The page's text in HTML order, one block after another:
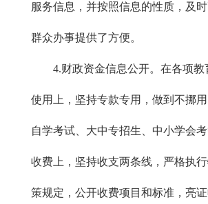
服务信息，并按照信息的性质，及
群众办事提供了方便。
4.财政资金信息公开。在各项教
使用上，坚持专款专用，做到不挪
自学考试、大中专招生、中小学会
收费上，坚持收支两条线，严格执
策规定，公开收费项目和标准，亮